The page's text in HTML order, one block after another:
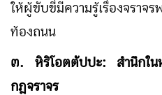
ให้ผู้ขับขี่มีความรู้เรื่องจราจ
ท้องถนน
๓. หิริโอตตัปปะ: สำนึกใ
กฎจราจร